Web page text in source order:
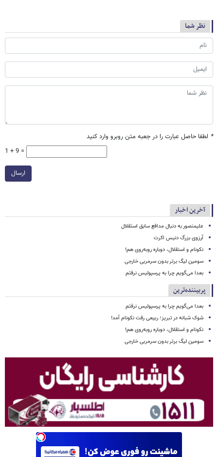
نظر شما
* لطفا حاصل عبارت را در جعبه متن روبرو وارد کنید
1 + 9 =
ارسال
آخرین اخبار
علیمنصور به دنبال مدافع سابق استقلال
آرزوی بزرگ دنیس اکرت
نکونام و استقلال، دوباره روبه‌روی هم!
سومین لیگ برتر بدون سرمربی خارجی
بعدا می‌گویم چرا به پرسپولیس نرفتم
پربیننده‌ترین
بعدا می‌گویم چرا به پرسپولیس نرفتم
شوک شبانه در تبریز؛ ربیعی رفت نکونام آمد!
نکونام و استقلال، دوباره روبه‌روی هم!
سومین لیگ برتر بدون سرمربی خارجی